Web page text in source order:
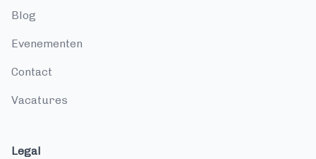
blog
evenementen
contact
vacatures
Legal